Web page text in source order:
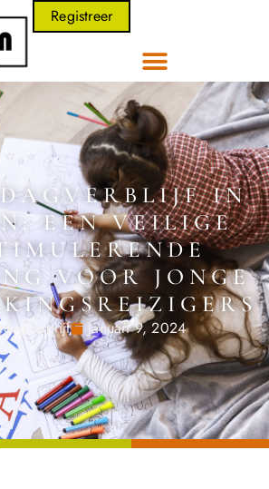
Registreer
IN
EEN VEILIGE
VOOR JONGE
Januari 9, 2024